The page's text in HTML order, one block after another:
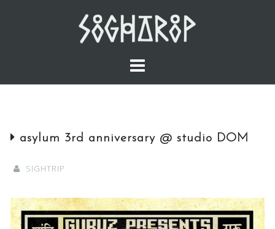
asylum 3rd anniversary @ studio DOM
SIGHTRIP